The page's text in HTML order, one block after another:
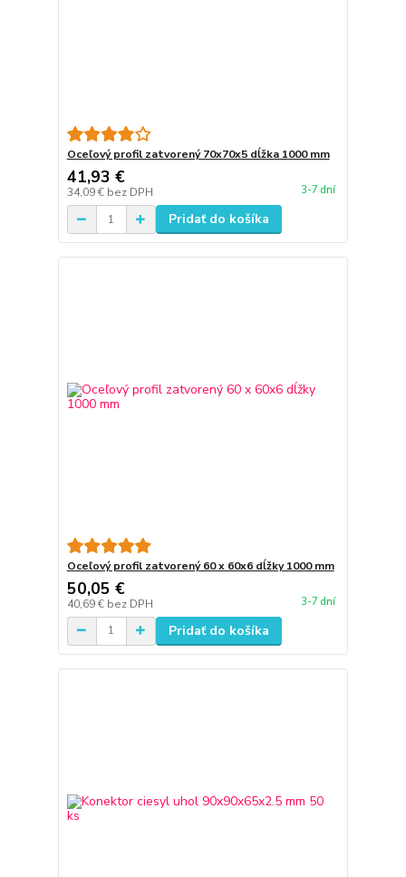
Oceľový profil zatvorený 70x70x5 dĺžka 1000 mm
41,93 €
34,09 € bez DPH 3-7 dní
Pridať do košíka
Oceľový profil zatvorený 60 x 60x6 dĺžky 1000 mm
50,05 €
40,69 € bez DPH 3-7 dní
Pridať do košíka